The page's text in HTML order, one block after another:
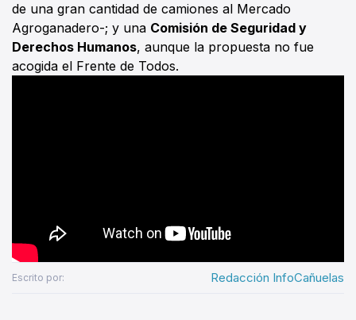
de una gran cantidad de camiones al Mercado
Agroganadero-; y una Comisión de Seguridad y
Derechos Humanos, aunque la propuesta no fue
acogida el Frente de Todos.
Escrito por: Redacción InfoCañuelas